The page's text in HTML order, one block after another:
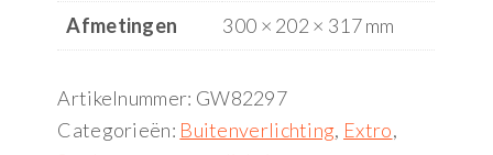
Afmetingen 300 × 202 × 317 mm
Artikelnummer: GW82297
Categorieën: Buitenverlichting, Extro,